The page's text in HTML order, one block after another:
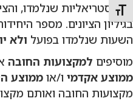
Toggle Font size
הסמסטריאליות שנלמדו,
בגיליון הציונים. מספר
השעות שנלמדו בפועל ולא
מוסיפים למקצועות החובה
ממוצע אקדמי ו/או ממוצע
מקצועות החובה ואותם